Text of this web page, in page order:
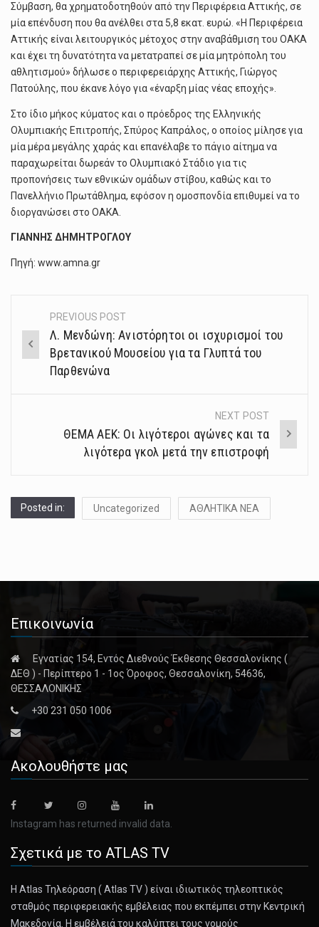
Σύμβαση, θα χρηματοδοτηθούν από την Περιφέρεια Αττικής, σε
μία επένδυση που θα ανέλθει στα 5,8 εκατ. ευρώ. «Η Περιφέρεια
Αττικής είναι λειτουργικός μέτοχος στην αναβάθμιση του ΟΑΚΑ
και έχει τη δυνατότητα να μετατραπεί σε μία μητρόπολη του
αθλητισμού» δήλωσε ο περιφερειάρχης Αττικής, Γιώργος
Πατούλης, που έκανε λόγο για «έναρξη μίας νέας εποχής».
Στο ίδιο μήκος κύματος και ο πρόεδρος της Ελληνικής
Ολυμπιακής Επιτροπής, Σπύρος Καπράλος, ο οποίος μίλησε για
μία μέρα μεγάλης χαράς και επανέλαβε το πάγιο αίτημα να
παραχωρείται δωρεάν το Ολυμπιακό Στάδιο για τις
προπονήσεις των εθνικών ομάδων στίβου, καθώς και το
Πανελλήνιο Πρωτάθλημα, εφόσον η ομοσπονδία επιθυμεί να το
διοργανώσει στο ΟΑΚΑ.
ΓΙΑΝΝΗΣ ΔΗΜΗΤΡΟΓΛΟΥ
Πηγή: www.amna.gr
Post
navigation
PREVIOUS POST
Λ. Μενδώνη: Ανιστόρητοι οι ισχυρισμοί του
Βρετανικού Μουσείου για τα Γλυπτά του
Παρθενώνα
NEXT POST
ΘΕΜΑ ΑΕΚ: Οι λιγότεροι αγώνες και τα
λιγότερα γκολ μετά την επιστροφή
Posted in: Uncategorized ΑΘΛΗΤΙΚΑ ΝΕΑ
Επικοινωνία
Εγνατίας 154, Εντός Διεθνούς Έκθεσης Θεσσαλονίκης (
ΔΕΘ ) - Περίπτερο 1 - 1ος Όροφος, Θεσσαλονίκη, 54636,
ΘΕΣΣΑΛΟΝΙΚΗΣ
+30 231 050 1006
Ακολουθήστε μας
Instagram has returned invalid data.
Σχετικά με το ATLAS TV
Η Atlas Τηλεόραση ( Atlas TV ) είναι ιδιωτικός τηλεοπτικός
σταθμός περιφερειακής εμβέλειας που εκπέμπει στην Κεντρική
Μακεδονία. Η εμβέλειά του καλύπτει τους νομούς